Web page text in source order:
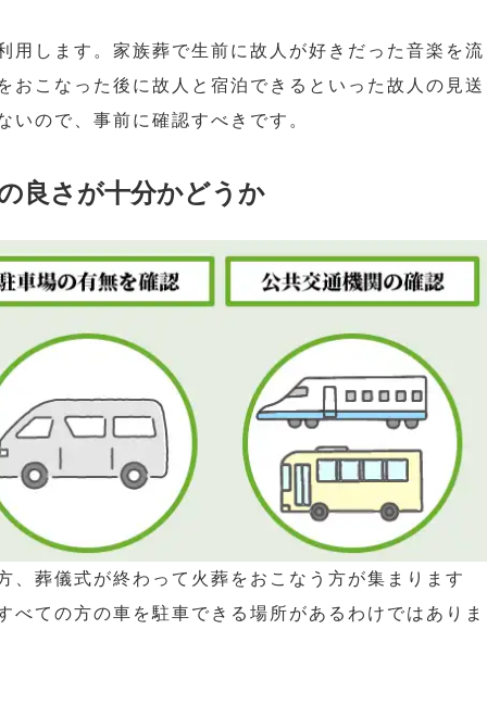
用します。家族葬で生前に故人が好きだった音楽を流
おこなった後に故人と宿泊できるといった故人の見送
いので、事前に確認すべきです。
良さが十分かどうか
、葬儀式が終わって火葬をおこなう方が集まります
べての方の車を駐車できる場所があるわけではありま